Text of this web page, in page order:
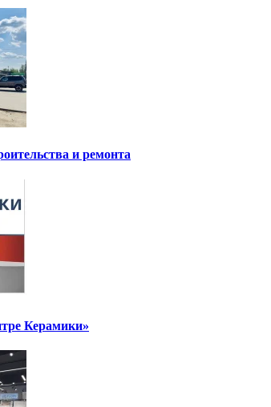
и ремонта
Керамики»